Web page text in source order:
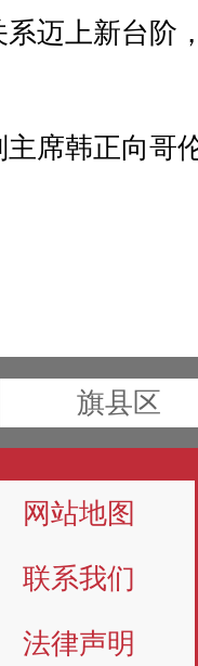
迈上新台阶
主席韩正向哥
旗县区
网站地图
联系我们
法律声明